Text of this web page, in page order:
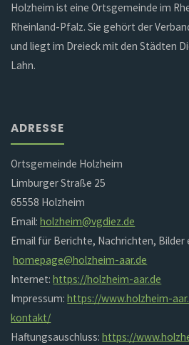
Holzheim ist eine Ortsgemeinde im
Rheinland-Pfalz. Sie gehört der
und liegt im Dreieck mit den Städten
Lahn.
ADRESSE
Ortsgemeinde Holzheim
Limburger Straße 25
65558 Holzheim
Email:holzheim@vgdiez.de
Email für Berichte, Nachrichten, Bilder
homepage@holzheim-aar.de
Internet:https://holzheim-aar.de
Impressum:https://www.holzheim-
kontakt/
Haftungsauschluss:https://